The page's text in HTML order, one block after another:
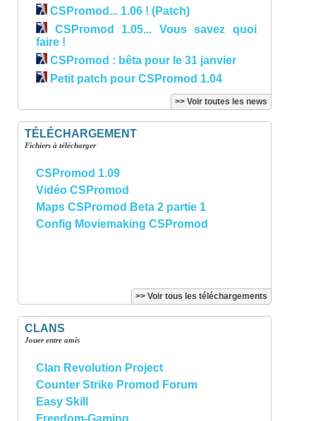
CSPromod... 1.06 ! (Patch)
CSPromod 1.05... Vous savez quoi
faire !
CSPromod : bêta pour le 31 janvier
Petit patch pour CSPromod 1.04
>> Voir toutes les news
TÉLÉCHARGEMENT
Fichiers à télécharger
CSPromod 1.09
Vidéo CSPromod
Maps CSPromod Beta 2 partie 1
Config Moviemaking CSPromod
>> Voir tous les téléchargements
CLANS
Jouer entre amis
Clan Revolution Project
Counter Strike Promod Forum
Easy Skill